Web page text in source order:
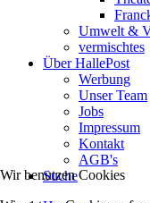
Umwelt &
vermischtes
Über HallePost
Werbung
Unser Team
Jobs
Impressum
Kontakt
AGB's
Suche
Wir benutzen Cookies